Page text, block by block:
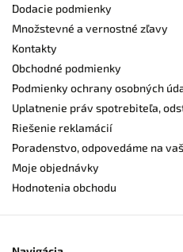
Dodacie podmienky
Množstevné a vernostné zľavy
Kontakty
Obchodné podmienky
Podmienky ochrany osobných
Uplatnenie práv spotrebiteľa,
Riešenie reklamácií
Poradenstvo, odpovedáme na
Moje objednávky
Hodnotenia obchodu